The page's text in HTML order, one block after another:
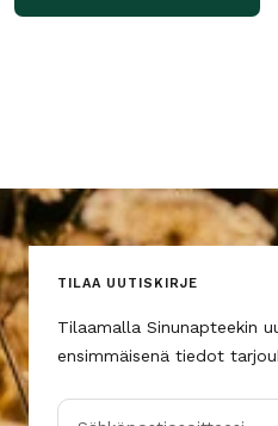
TILAA UUTISKIRJE
Tilaamalla Sinunapteekin
ensimmäisenä tiedot